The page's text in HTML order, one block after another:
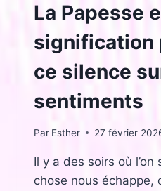
La Papesse
signification
ce silence
sentiments
Par Esther 27 février
Il y a des soirs où
chose nous